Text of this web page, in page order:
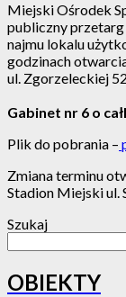
Miejski Ośrodek
publiczny
najmu lokalu
godzinach
ul. Zgorzeleckiej
Gabinet nr 6 o
Plik do pobrania –
Zmiana terminu
Stadion Miejski ul.
Szukaj
OBIEKTY